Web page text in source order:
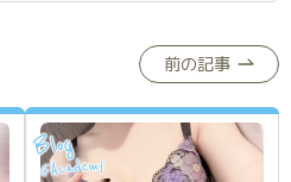
前の記事
Blog
@Academy